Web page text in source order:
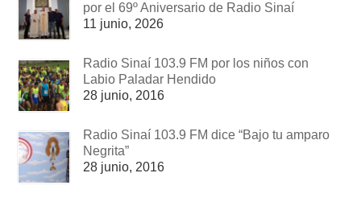
por el 69º Aniversario de Radio Sinaí
11 junio, 2026
Radio Sinaí 103.9 FM por los niños con
Labio Paladar Hendido
28 junio, 2016
Radio Sinaí 103.9 FM dice “Bajo tu amparo
Negrita”
28 junio, 2016